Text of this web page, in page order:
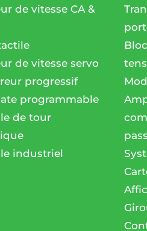
de vitesse CA &
de vitesse servo
progressif
programmable
de tour
industriel